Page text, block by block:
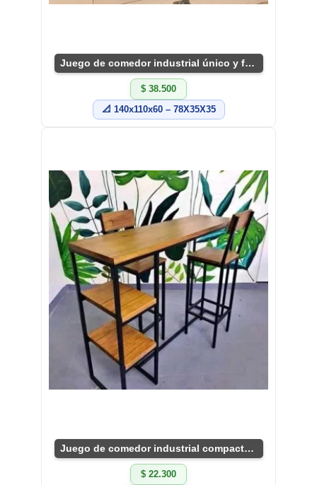
Juego de comedor industrial único y funcional
$ 38.500
📐 140x110x60 – 78X35X35
Juego de comedor industrial compacto y funcional
$ 22.300